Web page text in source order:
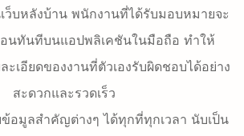
ว็บหลังบ้าน พนักงานที่ได้รับมอบหมายจะ
อนทันทีบนแอปพลิเคชันในมือถือ ทำให้
ะเอียดของงานที่ตัวเองรับผิดชอบได้อย่าง
สะดวกและรวดเร็ว
อมูลสำคัญต่างๆ ได้ทุกที่ทุกเวลา นับเป็น